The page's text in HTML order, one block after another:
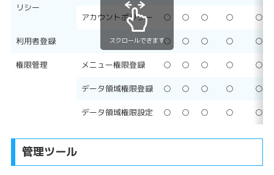
リシー
アカウントポリシー ○ ○ ○ ○ ○
利用者登録 ○ ○ ○ ○ ○
権限管理 メニュー権限登録 ○ ○ ○ ○ ○
データ領域権限登録 ○ ○ ○ ○ ○
データ領域権限設定 ○ ○ ○ ○ ○
スクロールできます
管理ツール